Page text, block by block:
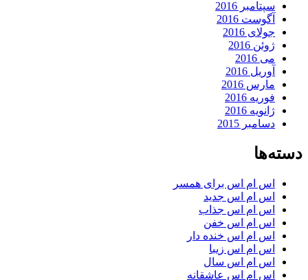
سپتامبر 2016
آگوست 2016
جولای 2016
ژوئن 2016
می 2016
آوریل 2016
مارس 2016
فوریه 2016
ژانویه 2016
دسامبر 2015
دسته‌ها
اس ام اس برای همسر
اس ام اس جدید
اس ام اس جذاب
اس ام اس خفن
اس ام اس خنده دار
اس ام اس زیبا
اس ام اس سال
اس ام اس عاشقانه